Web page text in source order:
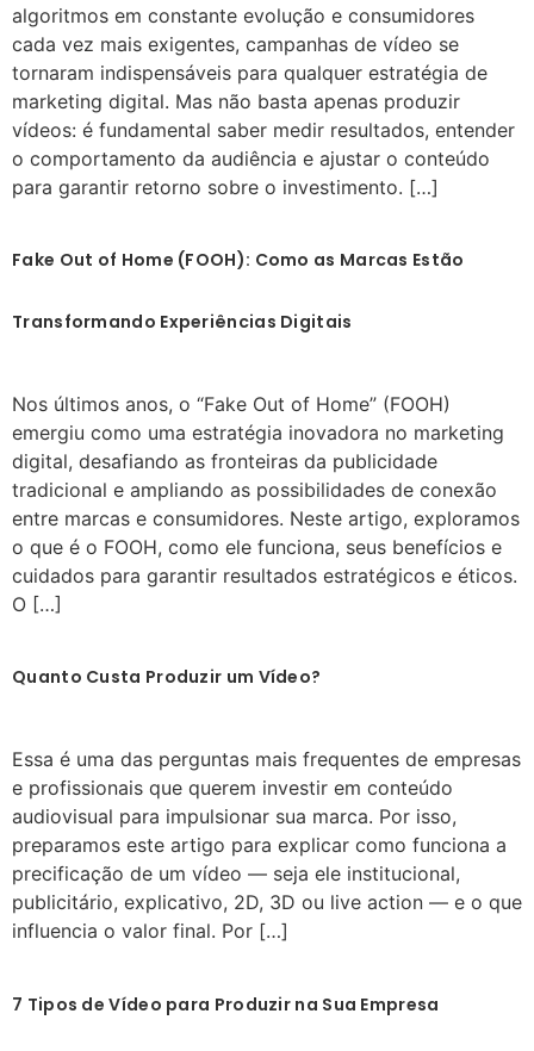
algoritmos em constante evolução e consumidores
cada vez mais exigentes, campanhas de vídeo se
tornaram indispensáveis para qualquer estratégia de
marketing digital. Mas não basta apenas produzir
vídeos: é fundamental saber medir resultados, entender
o comportamento da audiência e ajustar o conteúdo
para garantir retorno sobre o investimento. […]
Fake Out of Home (FOOH): Como as Marcas Estão
Transformando Experiências Digitais
Nos últimos anos, o “Fake Out of Home” (FOOH)
emergiu como uma estratégia inovadora no marketing
digital, desafiando as fronteiras da publicidade
tradicional e ampliando as possibilidades de conexão
entre marcas e consumidores. Neste artigo, exploramos
o que é o FOOH, como ele funciona, seus benefícios e
cuidados para garantir resultados estratégicos e éticos.
O […]
Quanto Custa Produzir um Vídeo?
Essa é uma das perguntas mais frequentes de empresas
e profissionais que querem investir em conteúdo
audiovisual para impulsionar sua marca. Por isso,
preparamos este artigo para explicar como funciona a
precificação de um vídeo — seja ele institucional,
publicitário, explicativo, 2D, 3D ou live action — e o que
influencia o valor final. Por […]
7 Tipos de Vídeo para Produzir na Sua Empresa